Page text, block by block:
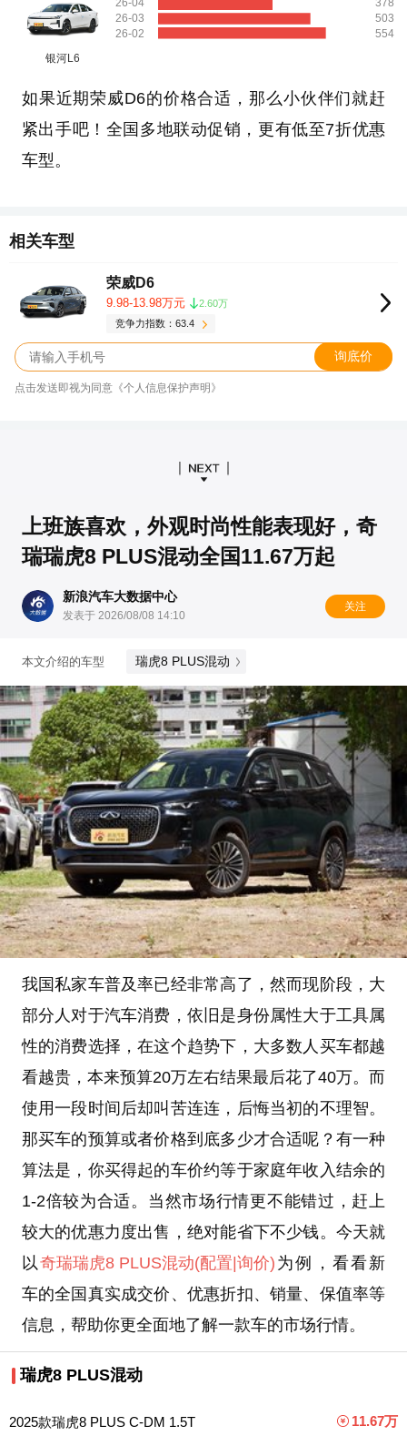
银河L6
26-04
26-03
26-02
378
503
554
如果近期荣威D6的价格合适，那么小伙伴们就赶
紧出手吧！全国多地联动促销，更有低至7折优惠
车型。
相关车型
荣威D6
9.98-13.98万元
2.60万
竞争力指数：63.4
询底价
点击发送即视为同意《个人信息保护声明》
上班族喜欢，外观时尚性能表现好，奇
瑞瑞虎8 PLUS混动全国11.67万起
新浪汽车大数据中心
发表于 2026/08/08 14:10
关注
本文介绍的车型 瑞虎8 PLUS混动
我国私家车普及率已经非常高了，然而现阶段，大
部分人对于汽车消费，依旧是身份属性大于工具属
性的消费选择，在这个趋势下，大多数人买车都越
看越贵，本来预算20万左右结果最后花了40万。而
使用一段时间后却叫苦连连，后悔当初的不理智。
那买车的预算或者价格到底多少才合适呢？有一种
算法是，你买得起的车价约等于家庭年收入结余的
1-2倍较为合适。当然市场行情更不能错过，赶上
较大的优惠力度出售，绝对能省下不少钱。今天就
以奇瑞瑞虎8 PLUS混动(配置 |询价) 为例，看看新
车的全国真实成交价、优惠折扣、销量、保值率等
信息，帮助你更全面地了解一款车的市场行情。
瑞虎8 PLUS混动
2025款瑞虎8 PLUS C-DM 1.5T 11.67万